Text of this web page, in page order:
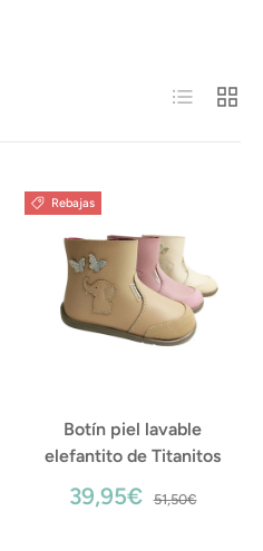
Lista
Rebajas
Botín piel lavable
elefantito de Titanitos
39,95€ 51,50€